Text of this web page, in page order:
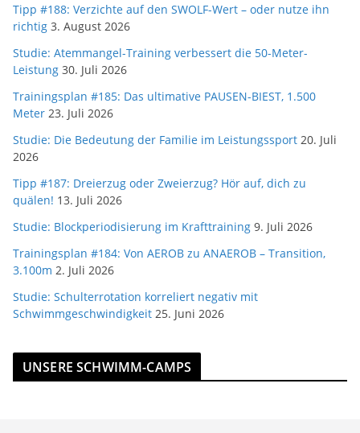
Tipp #188: Verzichte auf den SWOLF-Wert – oder nutze ihn
richtig 3. August 2026
Studie: Atemmangel-Training verbessert die 50-Meter-
Leistung 30. Juli 2026
Trainingsplan #185: Das ultimative PAUSEN-BIEST, 1.500
Meter 23. Juli 2026
Studie: Die Bedeutung der Familie im Leistungssport 20. Juli
2026
Tipp #187: Dreierzug oder Zweierzug? Hör auf, dich zu
quälen! 13. Juli 2026
Studie: Blockperiodisierung im Krafttraining 9. Juli 2026
Trainingsplan #184: Von AEROB zu ANAEROB – Transition,
3.100m 2. Juli 2026
Studie: Schulterrotation korreliert negativ mit
Schwimmgeschwindigkeit 25. Juni 2026
UNSERE SCHWIMM-CAMPS